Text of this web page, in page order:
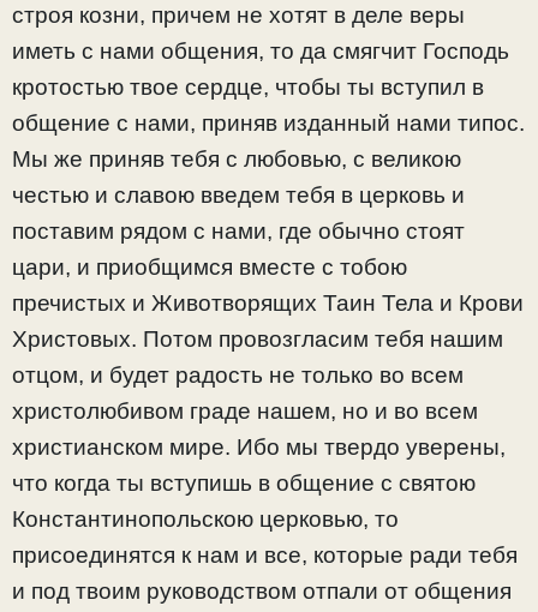
строя козни, причем не хотят в деле веры
иметь с нами общения, то да смягчит Господь
кротостью твое сердце, чтобы ты вступил в
общение с нами, приняв изданный нами типос.
Мы же приняв тебя с любовью, с великою
честью и славою введем тебя в церковь и
поставим рядом с нами, где обычно стоят
цари, и приобщимся вместе с тобою
пречистых и Животворящих Таин Тела и Крови
Христовых. Потом провозгласим тебя нашим
отцом, и будет радость не только во всем
христолюбивом граде нашем, но и во всем
христианском мире. Ибо мы твердо уверены,
что когда ты вступишь в общение с святою
Константинопольскою церковью, то
присоединятся к нам и все, которые ради тебя
и под твоим руководством отпали от общения